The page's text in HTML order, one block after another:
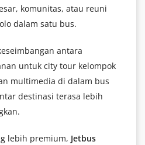
komunitas, atau reuni
dalam satu bus.
antara
untuk city tour kelompok
multimedia di dalam bus
destinasi terasa lebih
lebih premium, Jetbus